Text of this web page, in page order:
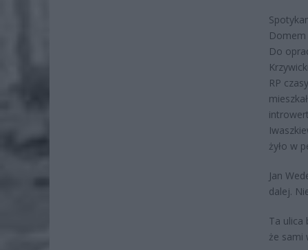
Domem
Do
RP
żyło w
Jan
dalej.
Ta ulica
że sami